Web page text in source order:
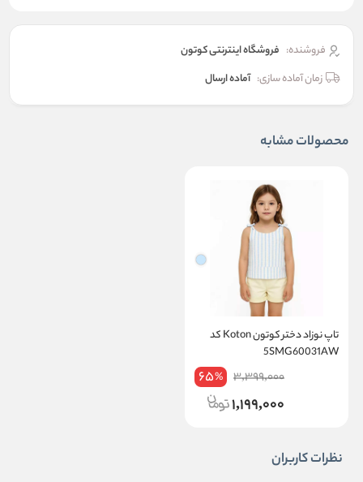
فروشنده: فروشگاه اینترنتی کوتون
زمان آماده سازی: آماده ارسال
محصولات مشابه
تاپ نوزاد دختر کوتون Koton کد
5SMG60031AW
3,399,000
65%
1,199,000
نظرات کاربران